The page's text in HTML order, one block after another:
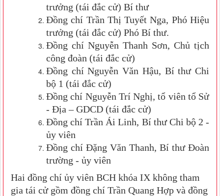
trưởng (tái đắc cử) Bí thư
Đồng chí Trần Thị Tuyết Nga, Phó Hiệu
trưởng (tái đắc cử) Phó Bí thư.
Đồng chí Nguyễn Thanh Sơn, Chủ tịch
công đoàn (tái đắc cử)
Đồng chí Nguyễn Văn Hậu, Bí thư Chi
bộ 1 (tái đắc cử)
Đồng chí Nguyễn Trí Nghị, tổ viên tổ Sử
- Địa – GDCD (tái đắc cử)
Đồng chí Trần Ái Linh, Bí thư Chi bộ 2 -
ủy viên
Đồng chí Đặng Văn Thanh, Bí thư Đoàn
trường - ủy viên
Hai đồng chí ủy viên BCH khóa IX không tham
gia tái cử gồm đồng chí Trần Quang Hợp và đồng